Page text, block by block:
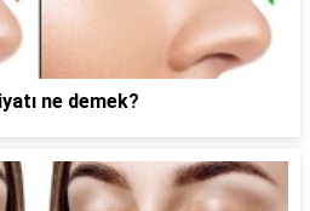
ne demek?